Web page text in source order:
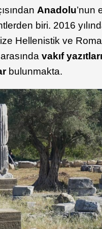
Anadolu’nun
biri. 2016
Hellenistik ve
vakıf
bulunmakta.